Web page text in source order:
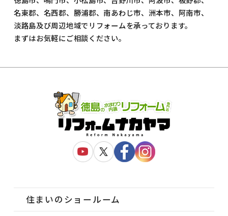
名東郡、名西郡、勝浦郡、南あわじ市、洲本市、阿南市、
淡路島及び周辺地域でリフォームを承っております。
まずはお気軽にご相談ください。
住まいのショールーム